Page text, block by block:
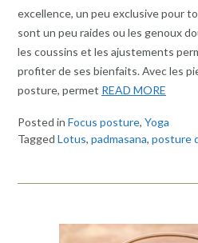
excellence, un peu exclusive pour
sont un peu raides ou les genoux
les coussins et les ajustements
profiter de ses bienfaits. Avec les
posture, permet READ MORE
Posted in Focus posture, Yoga
Tagged Lotus, padmasana, posture